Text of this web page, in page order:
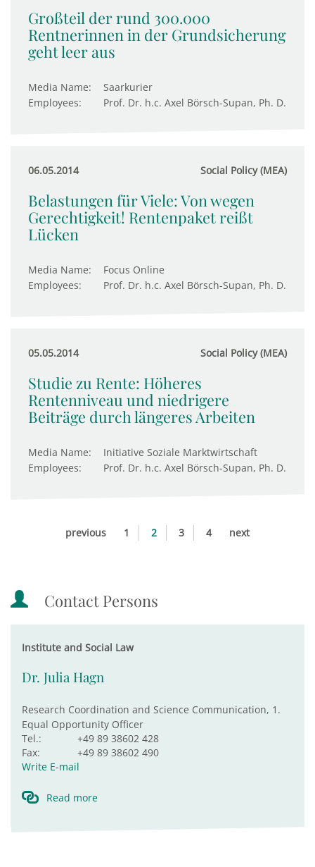
Großteil der rund 300.000
Rentnerinnen in der Grundsicherung
geht leer aus
Media Name:
Saarkurier
Employees:
Prof. Dr. h.c. Axel Börsch-Supan, Ph. D.
06.05.2014 Social Policy (MEA)
Belastungen für Viele: Von wegen
Gerechtigkeit! Rentenpaket reißt
Lücken
Media Name:
Focus Online
Employees:
Prof. Dr. h.c. Axel Börsch-Supan, Ph. D.
05.05.2014 Social Policy (MEA)
Studie zu Rente: Höheres
Rentenniveau und niedrigere
Beiträge durch längeres Arbeiten
Media Name:
Initiative Soziale Marktwirtschaft
Employees:
Prof. Dr. h.c. Axel Börsch-Supan, Ph. D.
previous 1 2 3 4 next
Contact Persons
Institute and Social Law
Dr. Julia Hagn
Research Coordination and Science Communication, 1.
Equal Opportunity Officer
Tel.:
+49 89 38602 428
Fax:
+49 89 38602 490
Write E-mail
Read more